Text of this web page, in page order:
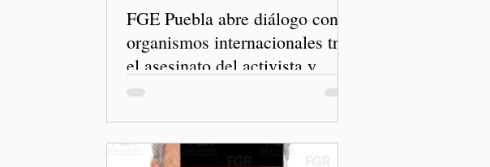
FGE Puebla abre diálogo con
organismos internacionales tras
el asesinato del activista y
comunicador Josué Martínez